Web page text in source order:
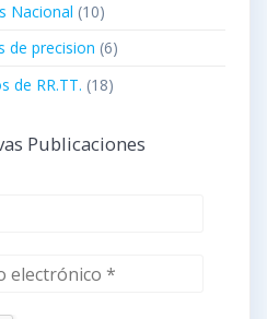
Nacional (10)
de precision (6)
de RR.TT. (18)
Publicaciones